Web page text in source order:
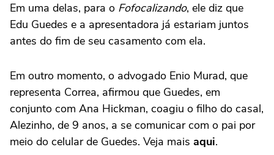
Em uma delas, para o Fofocalizando, ele diz que
Edu Guedes e a apresentadora já estariam juntos
antes do fim de seu casamento com ela.
Em outro momento, o advogado Enio Murad, que
representa Correa, afirmou que Guedes, em
conjunto com Ana Hickman, coagiu o filho do casal,
Alezinho, de 9 anos, a se comunicar com o pai por
meio do celular de Guedes. Veja mais aqui.